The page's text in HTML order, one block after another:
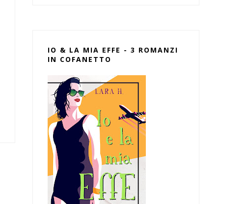
IO & LA MIA EFFE - 3 ROMANZI
IN COFANETTO